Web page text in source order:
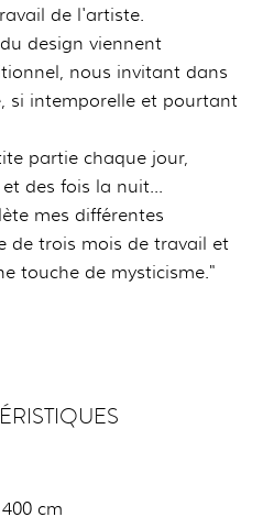
de l'artiste.
design viennent
nous invitant dans
si intemporelle et pourtant
partie chaque jour,
des fois la nuit...
mes différentes
de trois mois de travail et
touche de mysticisme."
cm